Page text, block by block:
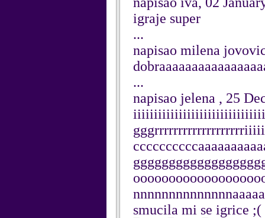
igraje super
...
napisao milena
...
napisao jelena , 25
smucila mi se igrice ;(